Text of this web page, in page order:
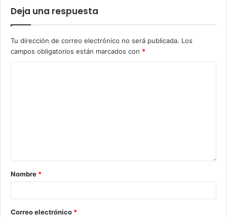
Deja una respuesta
Tu dirección de correo electrónico no será publicada. Los
campos obligatorios están marcados con *
Nombre *
Correo electrónico *